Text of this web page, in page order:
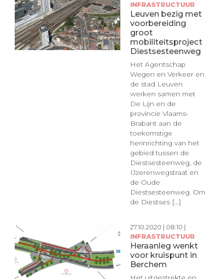
INFRASTRUCTUUR
Leuven bezig met
voorbereiding
groot
mobiliteitsproject
Diestsesteenweg
Het Agentschap
Wegen en Verkeer en
de stad Leuven
werken samen met
De Lijn en de
provincie Vlaams-
Brabant aan de
toekomstige
herinrichting van het
gebied tussen de
Diestsesteenweg, de
IJzerenwegstraat en
de Oude
Diestsesteenweg. Om
de Diestses [...]
27.10.2020 | 08:10 |
INFRASTRUCTUUR
Heraanleg wenkt
voor kruispunt in
Berchem
Het uitgestrekte en